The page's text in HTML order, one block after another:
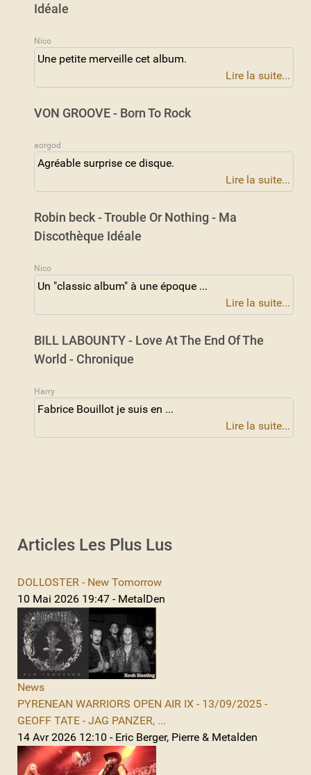
Idéale
Nico
Une petite merveille cet album.
Lire la suite...
VON GROOVE - Born To Rock
aorgod
Agréable surprise ce disque.
Lire la suite...
Robin beck - Trouble Or Nothing - Ma
Discothèque Idéale
Nico
Un "classic album" à une époque ...
Lire la suite...
BILL LABOUNTY - Love At The End Of The
World - Chronique
Harry
Fabrice Bouillot je suis en ...
Lire la suite...
Articles Les Plus Lus
DOLLOSTER - New Tomorrow
10 Mai 2026 19:47 - MetalDen
News
PYRENEAN WARRIORS OPEN AIR IX - 13/09/2025 -
GEOFF TATE - JAG PANZER, ...
14 Avr 2026 12:10 - Eric Berger, Pierre & Metalden